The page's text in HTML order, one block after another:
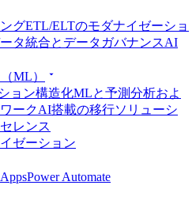
グETL/ELTのモダナイゼーショ
タ統合とデータガバナンスAI
ML）
ョン構造化MLと予測分析およ
ークAI搭載の移行ソリューシ
レンス
ゼーション
Power Automate